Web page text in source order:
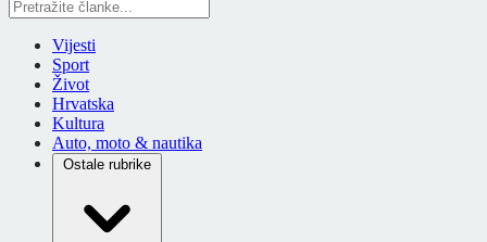
Vijesti
Sport
Život
Hrvatska
Kultura
Auto, moto & nautika
Ostale rubrike